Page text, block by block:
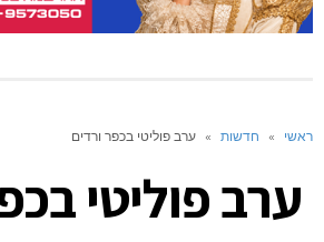
ראשי » חדשות » ערב פוליטי בכפר ורדים
ערב פוליטי